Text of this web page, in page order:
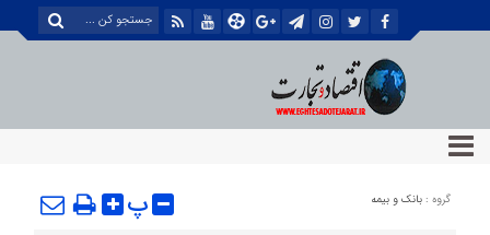
گروه : بانک و بیمه پ